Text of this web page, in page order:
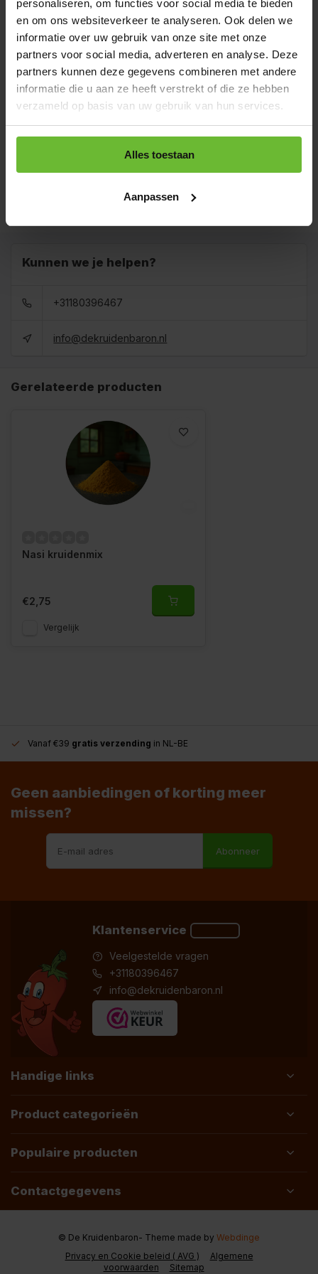
personaliseren, om functies voor social media te bieden
en om ons websiteverkeer te analyseren. Ook delen we
informatie over uw gebruik van onze site met onze
partners voor social media, adverteren en analyse. Deze
partners kunnen deze gegevens combineren met andere
informatie die u aan ze heeft verstrekt of die ze hebben
verzameld op basis van uw gebruik van hun services.
Alles toestaan
Aanpassen
€2,40
Totaal:€2,40
Strooibus 250 gram
Art# 15510Z
Op voorraad
Totaal:€5,75
Zak 1 kilo
Art# 15510K
Op voorraad
Totaal: €230,00
Kunnen we je helpen?
+31180396467
info@dekruidenbaron.nl
Gerelateerde producten
Nasi kruidenmix
€2,75
Vergelijk
Vanaf €39 gratis verzending in NL-BE
Geen aanbiedingen of korting meer
missen?
Abonneer
Klantenservice
Veelgestelde vragen
+31180396467
info@dekruidenbaron.nl
Handige links
Product categorieën
Populaire producten
Contactgegevens
Privacy en Cookie beleid ( AVG )
Algemene
voorwaarden
Sitemap
© De Kruidenbaron- Theme made by Webdinge